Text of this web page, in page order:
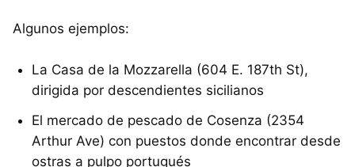
Algunos ejemplos:
La Casa de la Mozzarella (604 E. 187th St),
dirigida por descendientes sicilianos
El mercado de pescado de Cosenza (2354
Arthur Ave) con puestos donde encontrar desde
ostras a pulpo portugués